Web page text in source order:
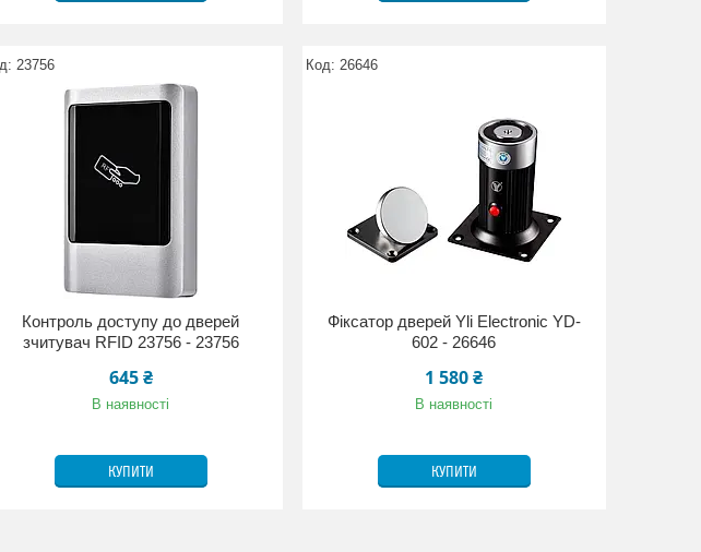
23756
Контроль доступу до дверей
зчитувач RFID 23756 - 23756
645 ₴
В наявності
КУПИТИ
26646
Фіксатор дверей Yli Electronic YD-
602 - 26646
1 580 ₴
В наявності
КУПИТИ